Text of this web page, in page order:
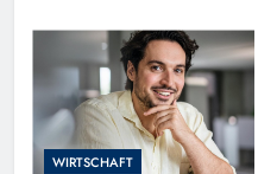
WIRTSCHAFT